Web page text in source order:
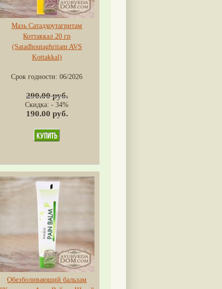
Мазь Сатадхоутагритам
Коттаккал 20 гр
(Satadhoutaghritam AVS
Kottakkal)
Срок годности:06/2026
290.00 руб.
Скидка: - 34%
190.00 руб.
Обезболивающий бальзам